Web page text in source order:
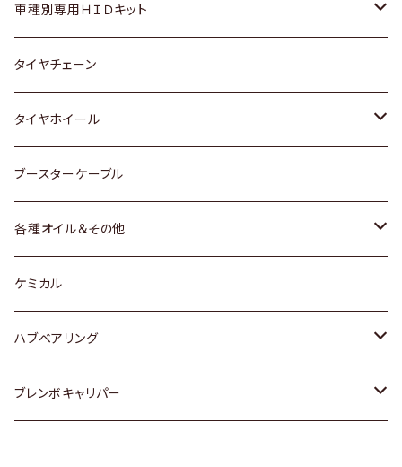
マツダ
三菱
スバル
レクサス
ダイハツ
マツダ
三菱
スバル
日産
いすゞ
ダイハツ
マツダ
三菱
スバル
スズキ
日産
ダイハツ
スバル
ホンダ
スズキ
日産
ダイハツ
マツダ
ホンダ
スズキ
日産
ダイハツ
マツダ
スバル
車種別専用ＨＩＤキット
トヨタ
マツダ
タイヤチェーン
タイヤホイール
トヨタ
ホンダ
スズキ
日産
ダイハツ
ブースターケーブル
各種オイル＆その他
ディーデル洗浄添加剤
ケミカル
ハブベアリング
トヨタ
ブレンボキャリパー